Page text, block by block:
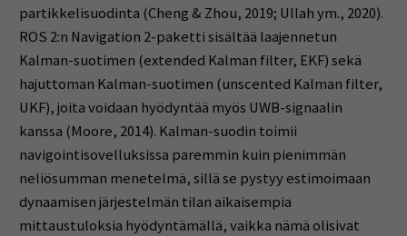
partikkelisuodinta (Cheng & Zhou, 2019; Ullah ym., 2020).
ROS 2:n Navigation 2-paketti sisältää laajennetun
Kalman-suotimen (extended Kalman filter, EKF) sekä
hajuttoman Kalman-suotimen (unscented Kalman filter,
UKF), joita voidaan hyödyntää myös UWB-signaalin
kanssa (Moore, 2014). Kalman-suodin toimii
navigointisovelluksissa paremmin kuin pienimmän
neliösumman menetelmä, sillä se pystyy estimoimaan
dynaamisen järjestelmän tilan aikaisempia
mittaustuloksia hyödyntämällä, vaikka nämä olisivat